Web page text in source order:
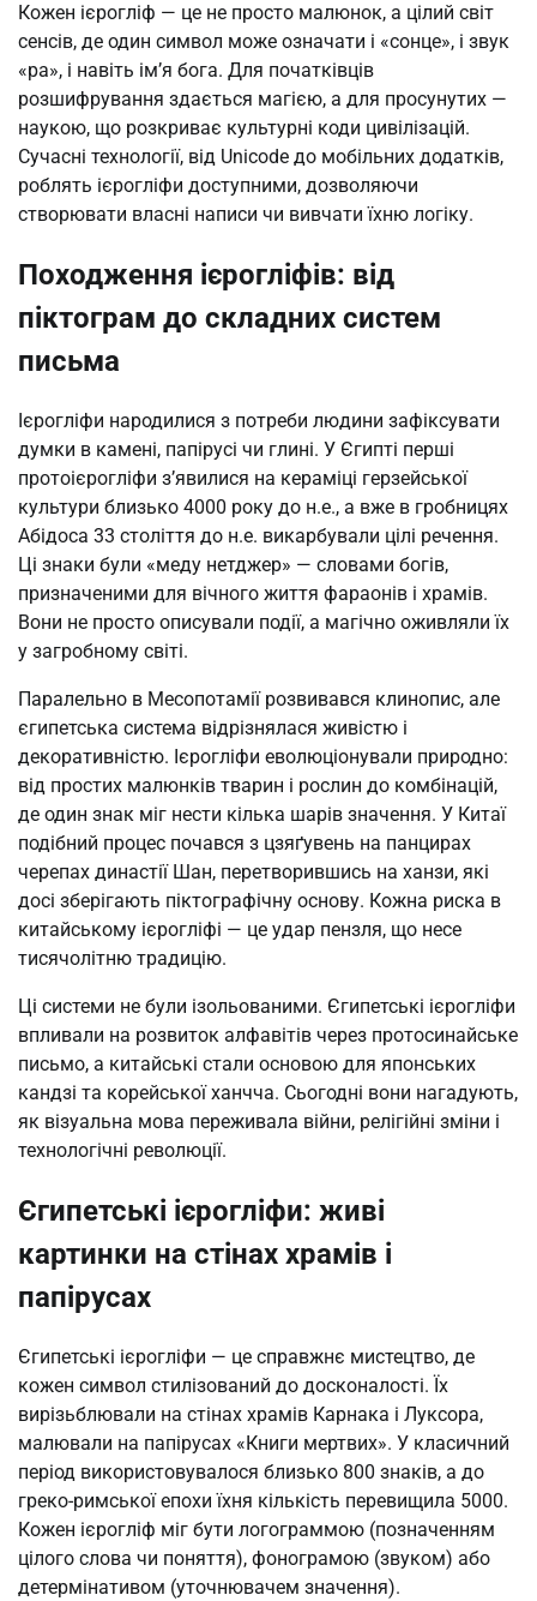
Кожен ієрогліф — це не просто малюнок, а цілий світ
сенсів, де один символ може означати і «сонце», і звук
«ра», і навіть ім’я бога. Для початківців
розшифрування здається магією, а для просунутих —
наукою, що розкриває культурні коди цивілізацій.
Сучасні технології, від Unicode до мобільних додатків,
роблять ієрогліфи доступними, дозволяючи
створювати власні написи чи вивчати їхню логіку.
Походження ієрогліфів: від
піктограм до складних систем
письма
Ієрогліфи народилися з потреби людини зафіксувати
думки в камені, папірусі чи глині. У Єгипті перші
протоієрогліфи з’явилися на кераміці герзейської
культури близько 4000 року до н.е., а вже в гробницях
Абідоса 33 століття до н.е. викарбували цілі речення.
Ці знаки були «меду нетджер» — словами богів,
призначеними для вічного життя фараонів і храмів.
Вони не просто описували події, а магічно оживляли їх
у загробному світі.
Паралельно в Месопотамії розвивався клинопис, але
єгипетська система відрізнялася живістю і
декоративністю. Ієрогліфи еволюціонували природно:
від простих малюнків тварин і рослин до комбінацій,
де один знак міг нести кілька шарів значення. У Китаї
подібний процес почався з цзяґувень на панцирах
черепах династії Шан, перетворившись на ханзи, які
досі зберігають піктографічну основу. Кожна риска в
китайському ієрогліфі — це удар пензля, що несе
тисячолітню традицію.
Ці системи не були ізольованими. Єгипетські ієрогліфи
впливали на розвиток алфавітів через протосинайське
письмо, а китайські стали основою для японських
кандзі та корейської ханчча. Сьогодні вони нагадують,
як візуальна мова переживала війни, релігійні зміни і
технологічні революції.
Єгипетські ієрогліфи: живі
картинки на стінах храмів і
папірусах
Єгипетські ієрогліфи — це справжнє мистецтво, де
кожен символ стилізований до досконалості. Їх
вирізьблювали на стінах храмів Карнака і Луксора,
малювали на папірусах «Книги мертвих». У класичний
період використовувалося близько 800 знаків, а до
греко-римської епохи їхня кількість перевищила 5000.
Кожен ієрогліф міг бути логограммою (позначенням
цілого слова чи поняття), фонограмою (звуком) або
детермінативом (уточнювачем значення).